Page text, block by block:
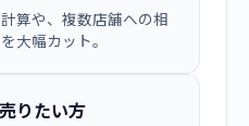
算や、複数店舗への相
大幅カット。
りたい方